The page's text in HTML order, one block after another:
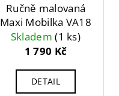
Ručně malovaná
Maxi Mobilka VA18
Skladem(1 ks)
1 790 Kč
DETAIL